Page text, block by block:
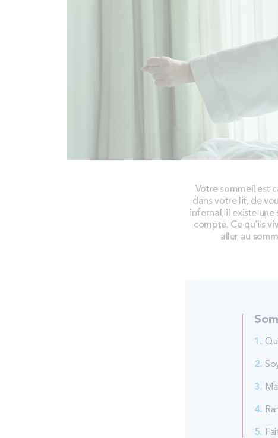
Votre sommeil est
dans votre lit, de
infernal, il existe une
compte. Ce qu’ils
aller au
1.
2.
3.
4.
5.